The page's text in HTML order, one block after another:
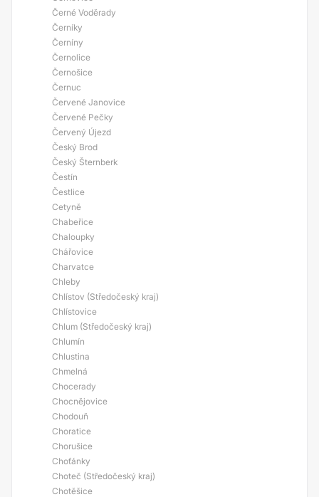
Černé Voděrady
Černíky
Černíny
Černolice
Černošice
Černuc
Červené Janovice
Červené Pečky
Červený Újezd
Český Brod
Český Šternberk
Čestín
Čestlice
Cetyně
Chabeřice
Chaloupky
Chářovice
Charvatce
Chleby
Chlístov (Středočeský kraj)
Chlístovice
Chlum (Středočeský kraj)
Chlumín
Chlustina
Chmelná
Chocerady
Chocnějovice
Chodouň
Choratice
Chorušice
Choťánky
Choteč (Středočeský kraj)
Chotěšice